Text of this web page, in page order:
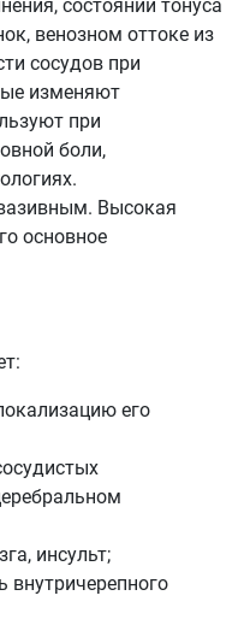
состоянии тонуса
венозном оттоке из
сосудов при
изменяют
при
боли,
Высокая
основное
его
инсульт;
внутричерепного